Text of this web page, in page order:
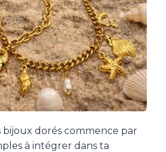
bijoux dorés commence par
à intégrer dans ta